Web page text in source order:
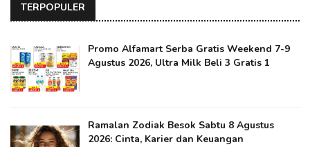
TERPOPULER
Promo Alfamart Serba Gratis Weekend 7-9
Agustus 2026, Ultra Milk Beli 3 Gratis 1
Ramalan Zodiak Besok Sabtu 8 Agustus
2026: Cinta, Karier dan Keuangan